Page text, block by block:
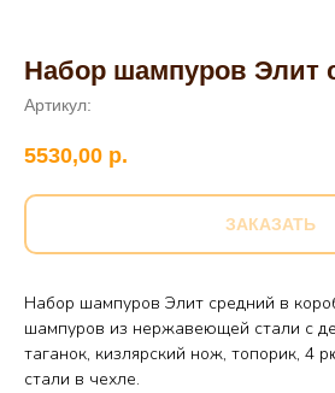
Набор шампуров Элит
Артикул:
5530,00 р.
ЗАКАЗАТЬ
Набор шампуров Элит средний в
шампуров из нержавеющей стали с
таганок, кизлярский нож, топорик,
стали в чехле.